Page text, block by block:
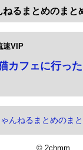
ねるまとめのまと
速VIP
カフェに行っ
んねるまとめのま
© 2chmm